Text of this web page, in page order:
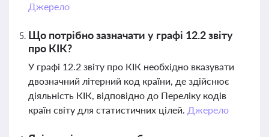
Джерело
Що потрібно зазначати у графі 12.2 звіту
про КІК?
У графі 12.2 звіту про КІК необхідно вказувати
двозначний літерний код країни, де здійснює
діяльність КІК, відповідно до Переліку кодів
країн світу для статистичних цілей. Джерело